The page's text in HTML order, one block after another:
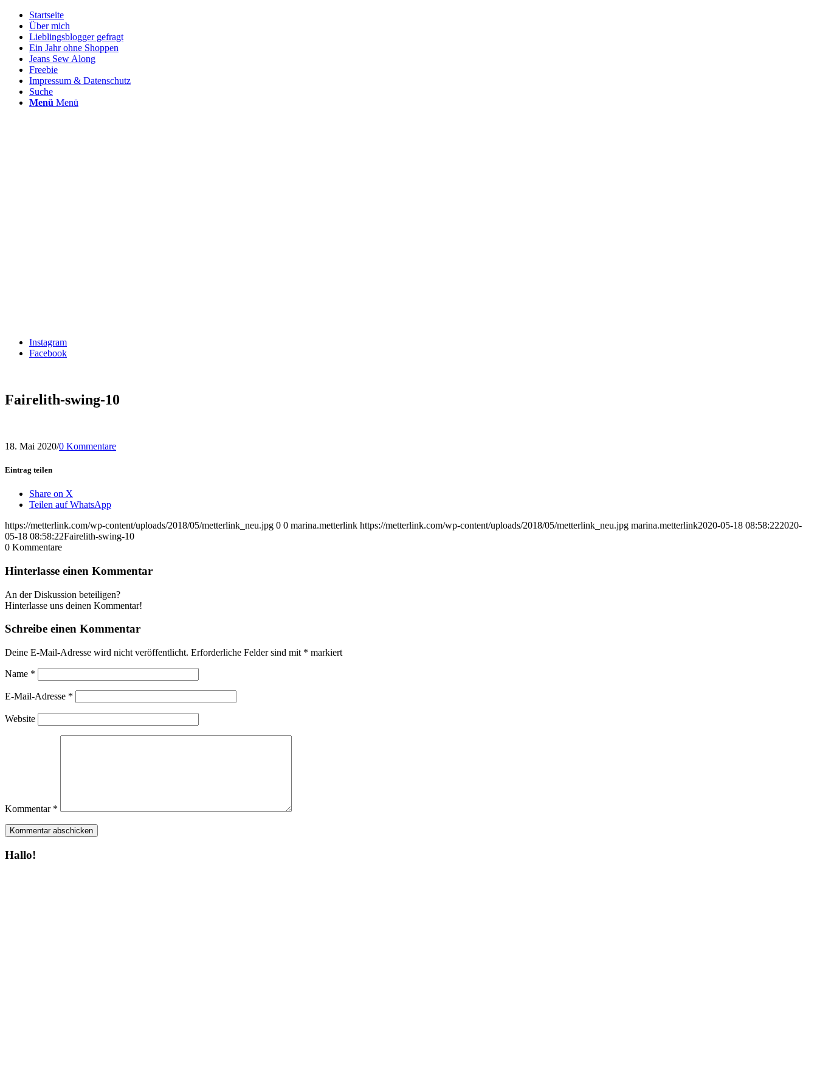
Startseite
Über mich
Lieblingsblogger gefragt
Ein Jahr ohne Shoppen
Jeans Sew Along
Freebie
Impressum & Datenschutz
Suche
Menü Menü
Instagram
Facebook
Fairelith-swing-10
18. Mai 2020/0 Kommentare
Eintrag teilen
Share on X
Teilen auf WhatsApp
https://metterlink.com/wp-content/uploads/2018/05/metterlink_neu.jpg 0 0 marina.metterlink https://metterlink.com/wp-content/uploads/2018/05/metterlink_neu.jpg marina.metterlink2020-05-18 08:58:222020-
05-18 08:58:22Fairelith-swing-10
0 Kommentare
Hinterlasse einen Kommentar
An der Diskussion beteiligen?
Hinterlasse uns deinen Kommentar!
Schreibe einen Kommentar
Deine E-Mail-Adresse wird nicht veröffentlicht. Erforderliche Felder sind mit * markiert
Name *
E-Mail-Adresse *
Website
Kommentar *
Hallo!